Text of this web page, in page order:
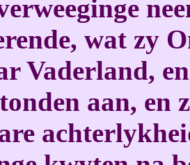
wat zy
Vaderland,
aan, en